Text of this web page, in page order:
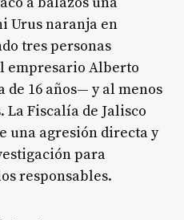
Urus naranja en
tres personas
empresario Alberto
de 16 años— y al menos
La Fiscalía de Jalisco
una agresión directa y
para
responsables.